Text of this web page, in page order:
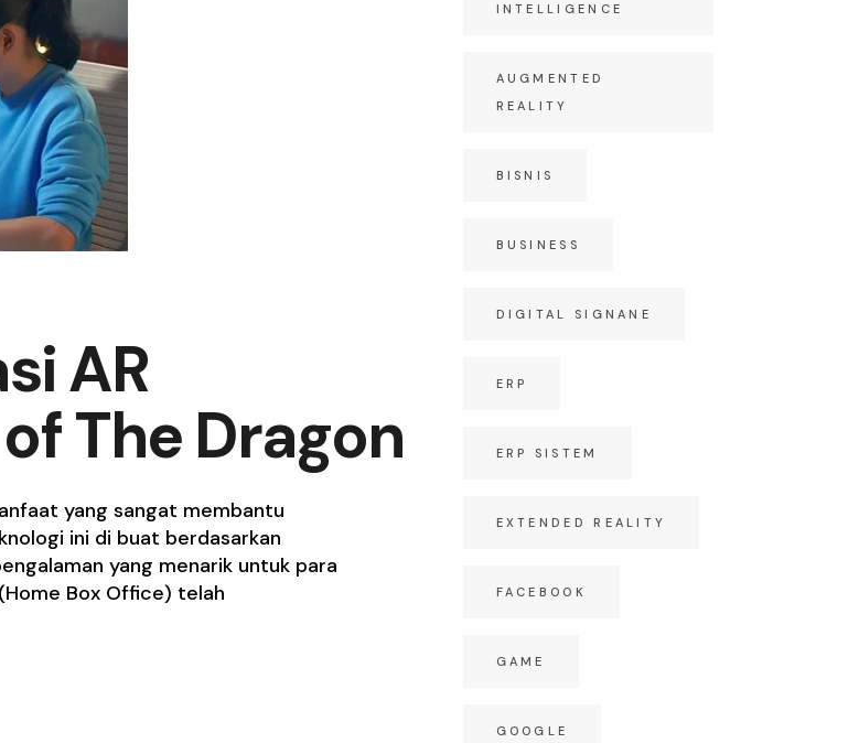
AR
The Dragon
yang sangat membantu
ini di buat berdasarkan
yang menarik untuk para
Box Office) telah
INTELLIGENCE
AUGMENTED
REALITY
BISNIS
BUSINESS
DIGITAL SIGNANE
ERP
ERP SISTEM
EXTENDED REALITY
FACEBOOK
GAME
GOOGLE